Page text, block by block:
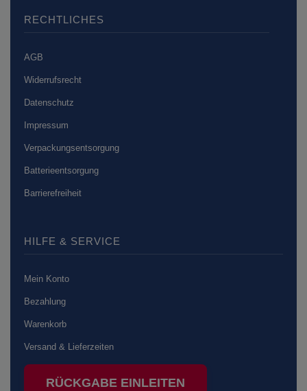
RECHTLICHES
AGB
Widerrufsrecht
Datenschutz
Impressum
Verpackungsentsorgung
Batterieentsorgung
Barrierefreiheit
HILFE & SERVICE
Mein Konto
Bezahlung
Warenkorb
Versand & Lieferzeiten
RÜCKGABE EINLEITEN